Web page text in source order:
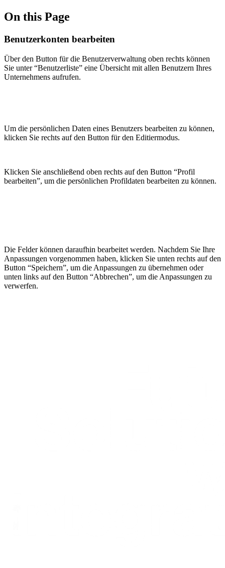
On this Page
Benutzerkonten bearbeiten
Über den Button für die Benutzerverwaltung oben rechts können
Sie unter “Benutzerliste” eine Übersicht mit allen Benutzern Ihres
Unternehmens aufrufen.
Um die persönlichen Daten eines Benutzers bearbeiten zu können,
klicken Sie rechts auf den Button für den Editiermodus.
Klicken Sie anschließend oben rechts auf den Button “Profil
bearbeiten”, um die persönlichen Profildaten bearbeiten zu können.
Die Felder können daraufhin bearbeitet werden. Nachdem Sie Ihre
Anpassungen vorgenommen haben, klicken Sie unten rechts auf den
Button “Speichern”, um die Anpassungen zu übernehmen oder
unten links auf den Button “Abbrechen”, um die Anpassungen zu
verwerfen.